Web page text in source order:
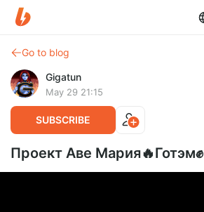
Go to blog
Gigatun
May 29 21:15
SUBSCRIBE
Проект Аве Мария🔥Готэм✊